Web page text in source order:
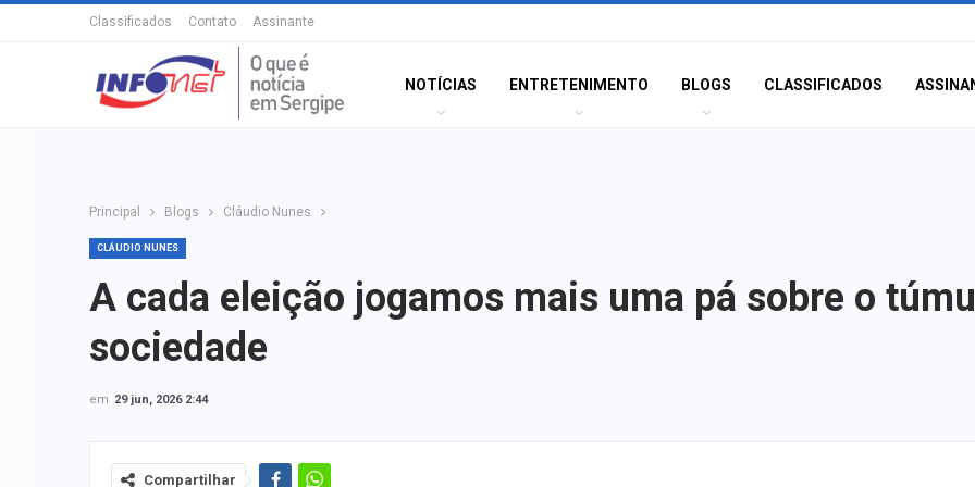
Classificados Contato Assinante
NOTÍCIAS ENTRETENIMENTO BLOGS CLASSIFICADOS
Principal Blogs Cláudio Nunes
CLÁUDIO NUNES
A cada eleição jogamos mais uma pá sobre o
sociedade
em 29 jun, 2026 2:44
Compartilhar